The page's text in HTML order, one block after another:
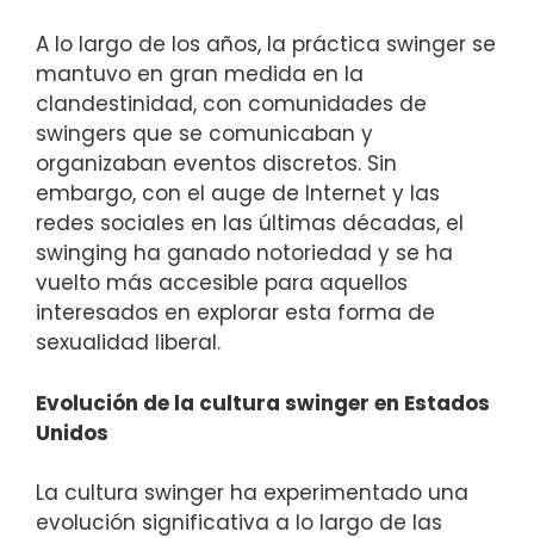
A lo largo de los años, la práctica swinger se
mantuvo en gran medida en la
clandestinidad, con comunidades de
swingers que se comunicaban y
organizaban eventos discretos. Sin
embargo, con el auge de Internet y las
redes sociales en las últimas décadas, el
swinging ha ganado notoriedad y se ha
vuelto más accesible para aquellos
interesados en explorar esta forma de
sexualidad liberal.
Evolución de la cultura swinger en Estados
Unidos
La cultura swinger ha experimentado una
evolución significativa a lo largo de las